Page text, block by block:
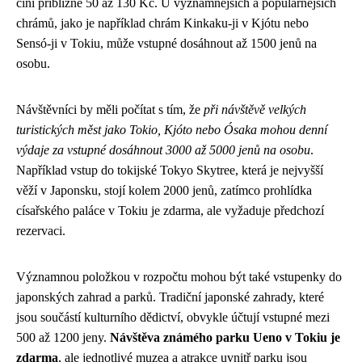
chrámů, jako je například chrám Kinkaku-ji v Kjótu nebo
Sensó-ji v Tokiu, může vstupné dosáhnout až 1500 jenů na
osobu.
Návštěvníci by měli počítat s tím, že při návštěvě velkých
turistických měst jako Tokio, Kjóto nebo Ósaka mohou denní
výdaje za vstupné dosáhnout 3000 až 5000 jenů na osobu.
Například vstup do tokijské Tokyo Skytree, která je nejvyšší
věží v Japonsku, stojí kolem 2000 jenů, zatímco prohlídka
císařského paláce v Tokiu je zdarma, ale vyžaduje předchozí
rezervaci.
Významnou položkou v rozpočtu mohou být také vstupenky do
japonských zahrad a parků. Tradiční japonské zahrady, které
jsou součástí kulturního dědictví, obvykle účtují vstupné mezi
500 až 1200 jeny. Návštěva známého parku Ueno v Tokiu je
zdarma, ale jednotlivé muzea a atrakce uvnitř parku jsou